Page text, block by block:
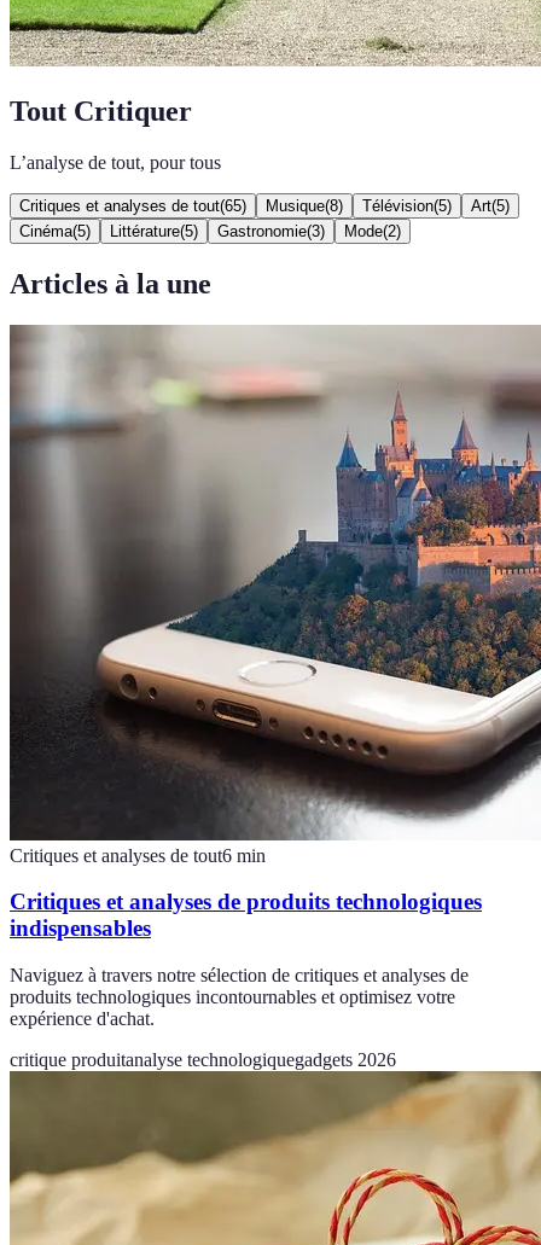
Tout Critiquer
L’analyse de tout, pour tous
Critiques et analyses de tout(65) Musique(8) Télévision(5) Art(5)
Cinéma(5) Littérature(5) Gastronomie(3) Mode(2)
Articles à la une
Critiques et analyses de tout6 min
Critiques et analyses de produits technologiques
indispensables
Naviguez à travers notre sélection de critiques et analyses de
produits technologiques incontournables et optimisez votre
expérience d'achat.
critique produitanalyse technologiquegadgets 2026